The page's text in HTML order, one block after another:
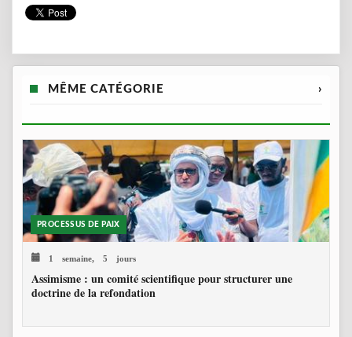
MÊME CATÉGORIE ›
PROCESSUS DE PAIX
1 semaine, 5 jours
Assimisme : un comité scientifique pour structurer une
doctrine de la refondation